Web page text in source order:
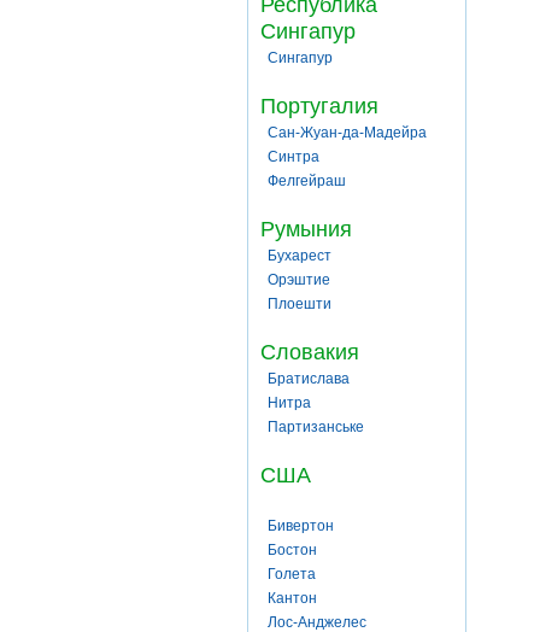
Республика
Сингапур
Сингапур
Португалия
Сан-Жуан-да-Мадейра
Синтра
Фелгейраш
Румыния
Бухарест
Орэштие
Плоешти
Словакия
Братислава
Нитра
Партизанське
США
Бивертон
Бостон
Голета
Кантон
Лос-Анджелес